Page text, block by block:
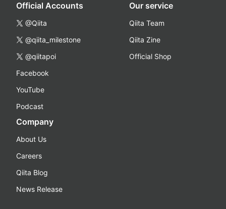
Official Accounts
@Qiita
@qiita_milestone
@qiitapoi
Facebook
YouTube
Podcast
Our service
Qiita Team
Qiita Zine
Official Shop
Company
About Us
Careers
Qiita Blog
News Release